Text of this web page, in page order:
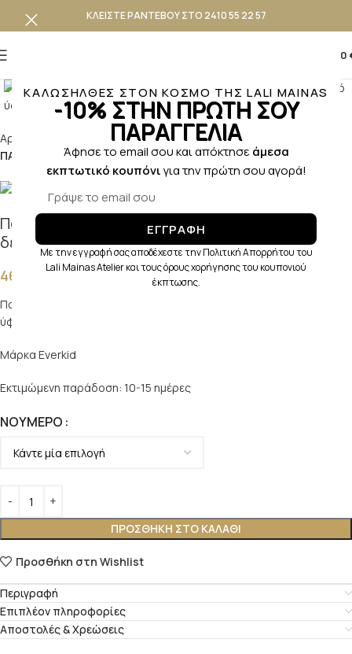
ΚΑΛΩΣΗΛΘΕΣ ΣΤΟΝ ΚΟΣΜΟ ΤΗΣ LALI MAINAS
-10% ΣΤΗΝ ΠΡΩΤΗ ΣΟΥ
ΠΑΡΑΓΓΕΛΙΑ
Άφησε το email σου και απόκτησε άμεσα
εκπτωτικό κουπόνιγια την πρώτη σου αγορά!
ΕΓΓΡΑΦΗ
Με την εγγραφή σας αποδέχεστε την Πολιτική Απορρήτου του
Lali Mainas Atelier και τους όρους χορήγησης του κουπονιού
έκπτωσης.
ΚΛΕΙΣΤΕ ΡΑΝΤΕΒΟΥ ΣΤΟ 2410 55 22 57
0,00
Αρχική σελίδα ΒΑΠΤΙΣΗ ΑΓΟΡΙ ΒΑΠΤΙΣΤΙΚΑ ΠΑΠΟΥΤΣAKIA ΑΓΟΡΙ
ΠΑΠΟΥΤΣΑΚΙΑ ΑΓΚΑΛΙΑΣ
Παπουτσάκι αγκαλιάς sneaker σε λαδί καστόρ
δέρμα και λευκό ύφασμα
46,00 €
Παπουτσάκι αγκαλιάς sneaker σε λαδί καστόρ δέρμα και λευκό
ύφασμα. Νούμερα 16-19.
Μάρκα Everkid
Εκτιμώμενη παράδοση: 10-15 ημέρες
ΝΟΎΜΕΡΟ
ΠΡΟΣΘΉΚΗ ΣΤΟ ΚΑΛΆΘΙ
Προσθήκη στη Wishlist
Περιγραφή
Επιπλέον πληροφορίες
Αποστολές & Χρεώσεις